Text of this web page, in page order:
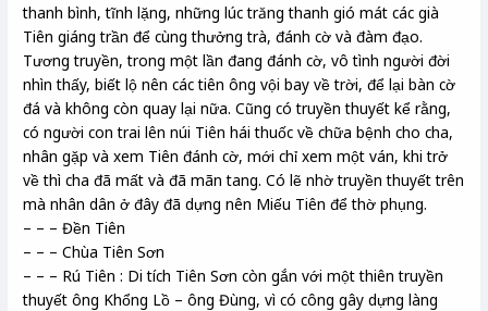
thanh bình, tĩnh lặng, những lúc trăng thanh gió mát các già
Tiên giáng trần để cùng thưởng trà, đánh cờ và đàm đạo.
Tương truyền, trong một lần đang đánh cờ, vô tình người đời
nhìn thấy, biết lộ nên các tiên ông vội bay về trời, để lại bàn cờ
đá và không còn quay lại nữa. Cũng có truyền thuyết kể rằng,
có người con trai lên núi Tiên hái thuốc về chữa bệnh cho cha,
nhân gặp và xem Tiên đánh cờ, mới chỉ xem một ván, khi trở
về thì cha đã mất và đã mãn tang. Có lẽ nhờ truyền thuyết trên
mà nhân dân ở đây đã dựng nên Miếu Tiên để thờ phụng.
– – – Đền Tiên
– – – Chùa Tiên Sơn
– – – Rú Tiên : Di tích Tiên Sơn còn gắn với một thiên truyền
thuyết ông Khổng Lồ – ông Đùng, vì có công gây dựng làng